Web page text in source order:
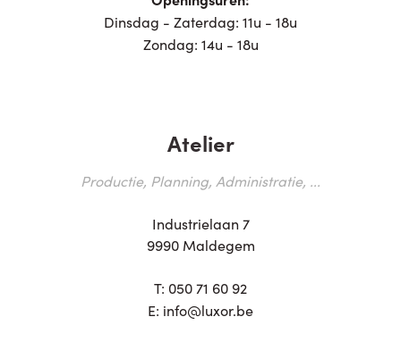
Dinsdag - Zaterdag: 11u - 18u
Zondag: 14u - 18u
Atelier
Productie, Planning, Administratie, ...
Industrielaan 7
9990 Maldegem
T: 050 71 60 92
E: info@luxor.be